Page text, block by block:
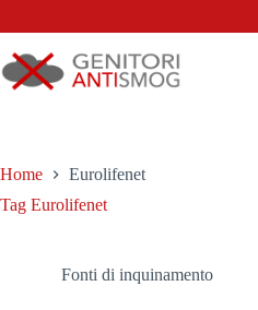
Home
Eurolifenet
Tag Eurolifenet
Fonti di inquinamento